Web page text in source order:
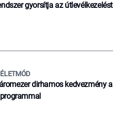
gyorsítja az útlevélkezelést
dirhamos kedvezmény a